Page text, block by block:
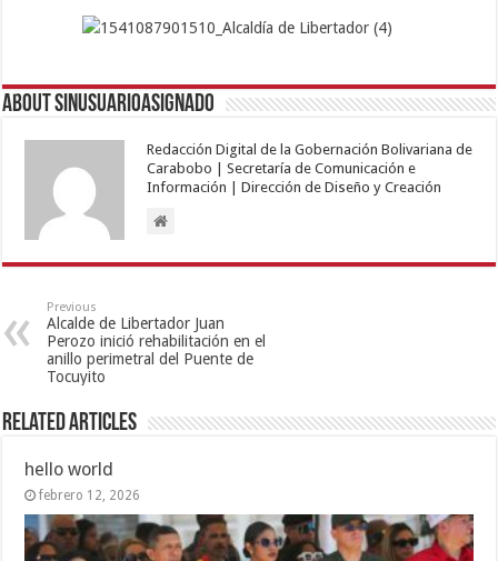
About sinusuarioasignado
Redacción Digital de la Gobernación Bolivariana de
Carabobo | Secretaría de Comunicación e
Información | Dirección de Diseño y Creación
Previous
Alcalde de Libertador Juan
Perozo inició rehabilitación en el
anillo perimetral del Puente de
Tocuyito
Related Articles
hello world
febrero 12, 2026